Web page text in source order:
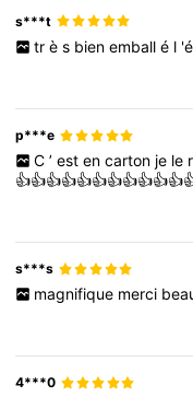
s***t
tr è s bien emball é l 'é
p***e
C ’ est en carton je le
s***s
magnifique merci
4***0